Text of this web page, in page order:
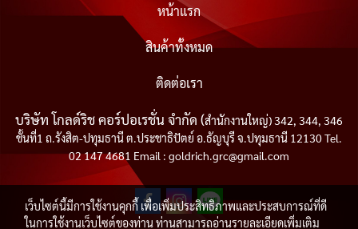
หน้าแรก
สินค้าทั้งหมด
ติดต่อเรา
บริษัท โกลด์ริช คอร์ปอเรชั่น จำกัด (สำนักงานใหญ่) 342, 344, 346
ชั้นที่1 ถ.รังสิต-ปทุมธานี ต.ประชาธิปัตย์ อ.ธัญบุรี จ.ปทุมธานี 12130 Tel.
02 147 4681 Email : goldrich.grc@gmail.com
เว็บไซต์นี้มีการใช้งานคุกกี้ เพื่อเพิ่มประสิทธิภาพและประสบการณ์ที่ดี
ในการใช้งานเว็บไซต์ของท่าน ท่านสามารถอ่านรายละเอียดเพิ่มเติม